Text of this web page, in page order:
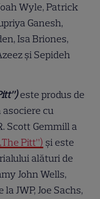
Wyle, Patrick
Ganesh,
Isa Briones,
și Sepideh
este produs de
asociere cu
Scott Gemmill a
Pitt”) și este
alături de
John Wells,
JWP, Joe Sachs,